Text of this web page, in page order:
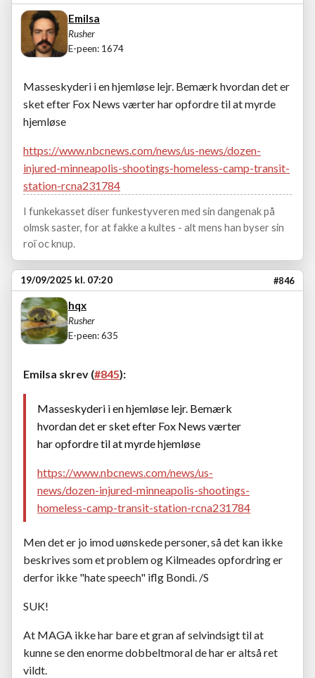
Emilsa
Rusher
E-peen: 1674
Masseskyderi i en hjemløse lejr. Bemærk hvordan det er
sket efter Fox News værter har opfordre til at myrde
hjemløse
https://www.nbcnews.com/news/us-news/dozen-
injured-minneapolis-shootings-homeless-camp-transit-
station-rcna231784
I funkekasset diser funkestyveren med sin dangenak på
olmsk saster, for at fakke a kultes - alt mens han byser sin
roï oc knup.
19/09/2025 kl. 07:20 #846
hqx
Rusher
E-peen: 635
Emilsa skrev (#845):
Masseskyderi i en hjemløse lejr. Bemærk
hvordan det er sket efter Fox News værter
har opfordre til at myrde hjemløse
https://www.nbcnews.com/news/us-
news/dozen-injured-minneapolis-shootings-
homeless-camp-transit-station-rcna231784
Men det er jo imod uønskede personer, så det kan ikke
beskrives som et problem og Kilmeades opfordring er
derfor ikke "hate speech" iflg Bondi. /S
SUK!
At MAGA ikke har bare et gran af selvindsigt til at
kunne se den enorme dobbeltmoral de har er altså ret
vildt.